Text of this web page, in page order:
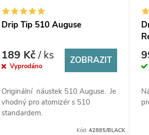
Drip Tip 510 Auguse
189 Kč/ ks
Vyprodáno
ZOBRAZIT
Originální náustek 510 Auguse. Je
vhodný pro atomizér s 510
standardem.
Kód:42885/BLACK